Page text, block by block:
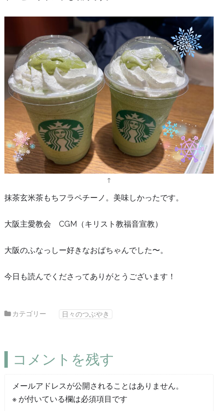
↑
抹茶玄米茶もちフラペチーノ。美味しかったです。
大阪主愛教会 CGM（キリスト教福音宣教）
大阪のふなっしー好きなおばちゃんでした〜。
今日も読んでくださってありがとうございます！
カテゴリー 日々のつぶやき
コメントを残す
メールアドレスが公開されることはありません。
※が付いている欄は必須項目です